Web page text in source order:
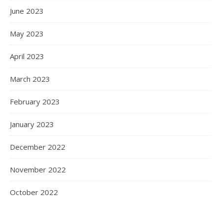
June 2023
May 2023
April 2023
March 2023
February 2023
January 2023
December 2022
November 2022
October 2022